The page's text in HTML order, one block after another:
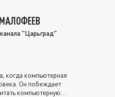
"Царьград"
когда компьютерная
Он побеждает
компьютерную